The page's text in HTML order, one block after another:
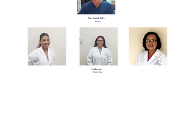
Catherine
Accounting
Dr. Semel, D.C.
Doctor